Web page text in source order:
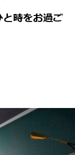
時をお過ご